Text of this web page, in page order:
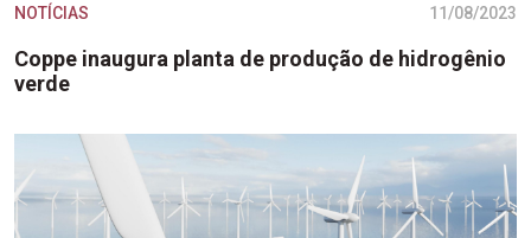
NOTÍCIAS 11/08/2023
Coppe inaugura planta de produção de hidrogênio
verde